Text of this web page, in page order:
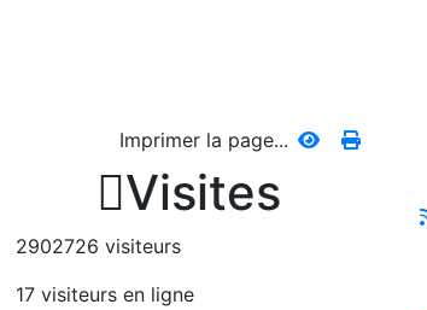
Imprimer la page...
Visites
2902726 visiteurs
17 visiteurs en ligne